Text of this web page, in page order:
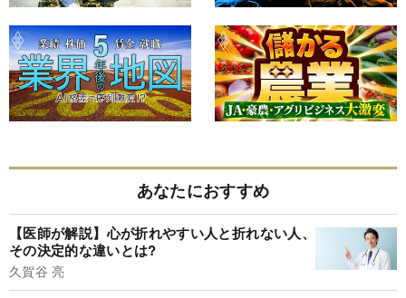
あなたにおすすめ
【医師が解説】心が折れやすい人と折れない人、
その決定的な違いとは?
久賀谷 亮